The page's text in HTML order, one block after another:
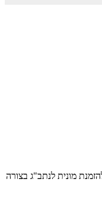
מונית לנתב"ג בצורה